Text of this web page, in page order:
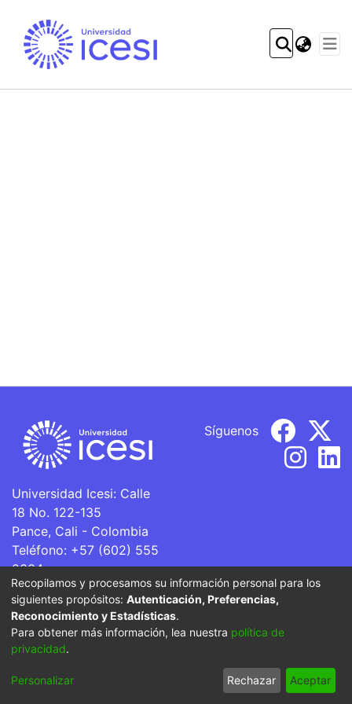
Universidad Icesi: Calle
18 No. 122-135
Pance, Cali - Colombia
Teléfono: +57 (602) 555
2334
ventanillaunica@icesi.edu.co
Síguenos
La Universidad Icesi es una Institución de Educación
Superior que se encuentra sujeta a inspección y vigilancia
End User Agreement
Recopilamos y procesamos su información personal para los
siguientes propósitos: Autenticación, Preferencias,
Reconocimiento y Estadísticas.
Para obtener más información, lea nuestra política de
privacidad.
Personalizar Rechazar Aceptar